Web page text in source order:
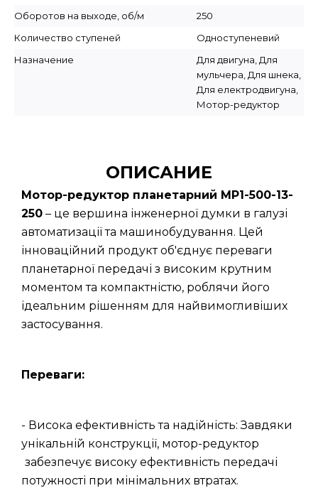
Оборотов на выходе, об/м
250
Количество ступеней
Одноступеневий
Назначение
Для двигуна, Для
мульчера, Для шнека,
Для електродвигуна,
Мотор-редуктор
ОПИСАНИЕ
Мотор-редуктор планетарний МР1-500-13-
250 – це вершина інженерної думки в галузі
автоматизації та машинобудування. Цей
інноваційний продукт об'єднує переваги
планетарної передачі з високим крутним
моментом та компактністю, роблячи його
ідеальним рішенням для найвимогливіших
застосування.
Переваги:
- Висока ефективність та надійність: Завдяки
унікальній конструкції, мотор-редуктор
забезпечує високу ефективність передачі
потужності при мінімальних втратах.